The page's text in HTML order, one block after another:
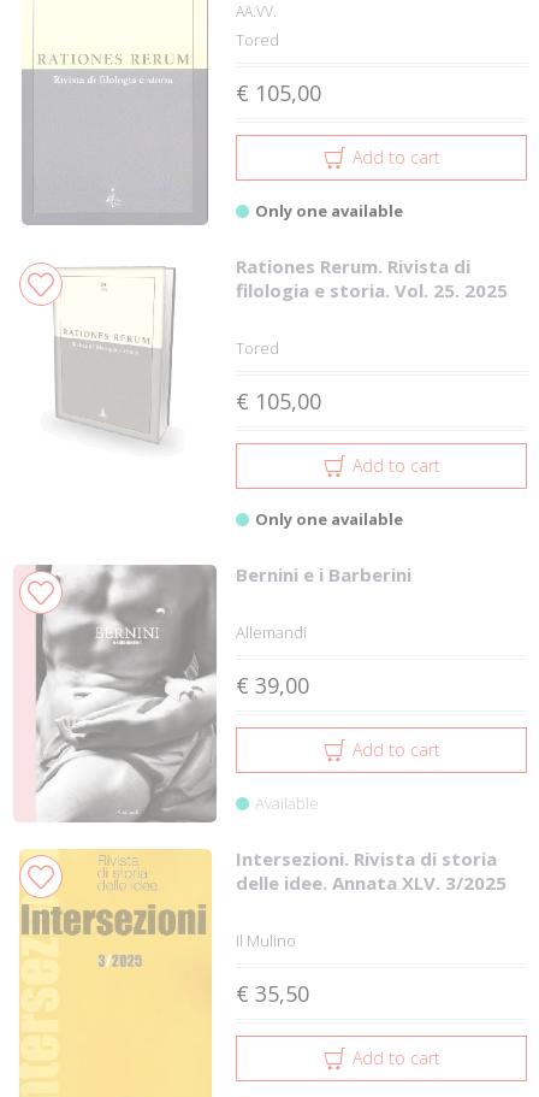
AA.VV.
Tored
€ 105,00
Add to cart
Only one available
Rationes Rerum. Rivista di
filologia e storia. Vol. 25. 2025
Tored
€ 105,00
Add to cart
Only one available
Bernini e i Barberini
Allemandi
€ 39,00
Add to cart
Available
Intersezioni. Rivista di storia
delle idee. Annata XLV. 3/2025
Il Mulino
€ 35,50
Add to cart